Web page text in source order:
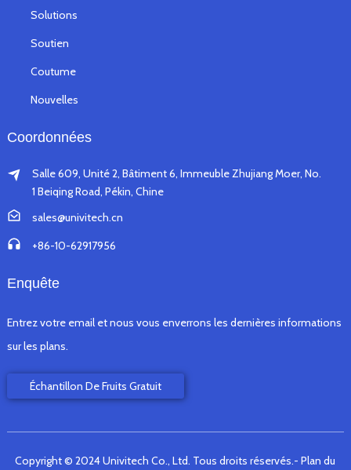
Solutions
Soutien
Coutume
Nouvelles
Coordonnées
Salle 609, Unité 2, Bâtiment 6, Immeuble Zhujiang Moer, No.
1 Beiqing Road, Pékin, Chine
sales@univitech.cn
+86-10-62917956
Enquête
Entrez votre email et nous vous enverrons les dernières informations
sur les plans.
Échantillon De Fruits Gratuit
Copyright © 2024 Univitech Co., Ltd. Tous droits réservés.- Plan du